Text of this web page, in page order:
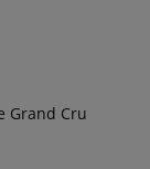
Grand Cru